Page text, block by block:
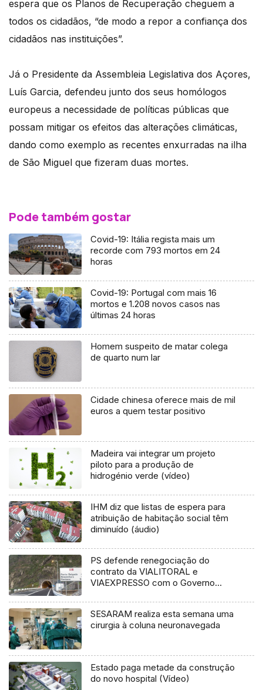
espera que os Planos de Recuperação cheguem a
todos os cidadãos, “de modo a repor a confiança dos
cidadãos nas instituições”.
Já o Presidente da Assembleia Legislativa dos Açores,
Luís Garcia, defendeu junto dos seus homólogos
europeus a necessidade de políticas públicas que
possam mitigar os efeitos das alterações climáticas,
dando como exemplo as recentes enxurradas na ilha
de São Miguel que fizeram duas mortes.
Pode também gostar
Covid-19: Itália regista mais um
recorde com 793 mortos em 24
horas
Covid-19: Portugal com mais 16
mortos e 1.208 novos casos nas
últimas 24 horas
Homem suspeito de matar colega
de quarto num lar
Cidade chinesa oferece mais de mil
euros a quem testar positivo
Madeira vai integrar um projeto
piloto para a produção de
hidrogénio verde (vídeo)
IHM diz que listas de espera para
atribuição de habitação social têm
diminuído (áudio)
PS defende renegociação do
contrato da VIALITORAL e
VIAEXPRESSO com o Governo
SESARAM realiza esta semana uma
cirurgia à coluna neuronavegada
Estado paga metade da construção
do novo hospital (Vídeo)